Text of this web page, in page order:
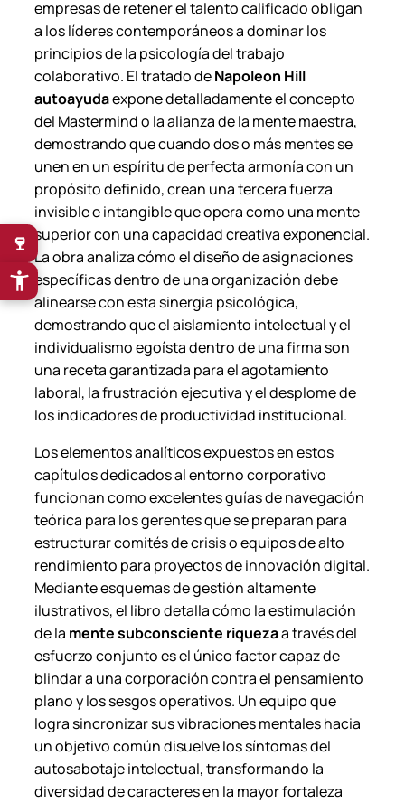
empresas de retener el talento calificado obligan
a los líderes contemporáneos a dominar los
principios de la psicología del trabajo
colaborativo. El tratado deNapoleon Hill
autoayudaexpone detalladamente el concepto
del Mastermindo la alianza de la mente maestra,
demostrando que cuando dos o más mentes se
unen en un espíritu de perfecta armonía con un
propósito definido, crean una tercera fuerza
invisible e intangible que opera como una mente
superior con una capacidad creativa exponencial.
La obra analiza cómo el diseño de asignaciones
específicas dentro de una organización debe
alinearse con esta sinergia psicológica,
demostrando que el aislamiento intelectual y el
individualismo egoísta dentro de una firma son
una receta garantizada para el agotamiento
laboral, la frustración ejecutiva y el desplome de
los indicadores de productividad institucional.
Los elementos analíticos expuestos en estos
capítulos dedicados al entorno corporativo
funcionan como excelentes guías de navegación
teórica para los gerentes que se preparan para
estructurar comités de crisis o equipos de alto
rendimiento para proyectos de innovación digital.
Mediante esquemas de gestión altamente
ilustrativos, el libro detalla cómo la estimulación
de la mente subconsciente riquezaa través del
esfuerzo conjunto es el único factor capaz de
blindar a una corporación contra el pensamiento
plano y los sesgos operativos. Un equipo que
logra sincronizar sus vibraciones mentales hacia
un objetivo común disuelve los síntomas del
autosabotaje intelectual, transformando la
diversidad de caracteres en la mayor fortaleza
🍷